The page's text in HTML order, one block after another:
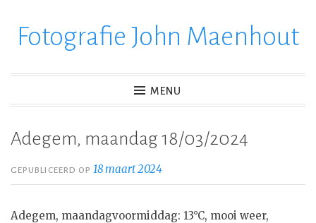
verderFotografie John Maenhout
MENU
Adegem, maandag 18/03/2024
GEPUBLICEERD OP18 maart 2024
Adegem, maandagvoormiddag: 13°C, mooi weer,